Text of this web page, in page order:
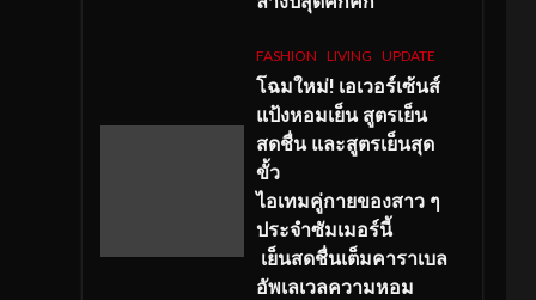
FASHION LIVING UPDATE
โฉมใหม่! เอเวอร์เซ้นส์
แป้งหอมเย็น สูตรเย็น
สดชื่น และสูตรเย็นสุด
ขั้ว
ไอเทมคู่กายของสาว ๆ
ประจำซัมเมอร์นี้
เย็นสดชื่นเต็มคาราเบล
อัพเลเวลความหอม